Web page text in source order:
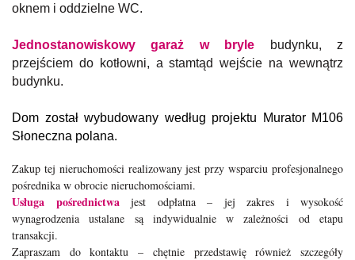
oknem i oddzielne WC.
Jednostanowiskowy garaż w bryle budynku, z
przejściem do kotłowni, a stamtąd wejście na wewnątrz
budynku.
Dom został wybudowany według projektu Murator M106
Słoneczna polana.
Zakup tej nieruchomości realizowany jest przy wsparciu profesjonalnego
pośrednika w obrocie nieruchomościami.
Usługa pośrednictwajest odpłatna – jej zakres i wysokość
wynagrodzenia ustalane są indywidualnie w zależności od etapu
transakcji.
Zapraszam do kontaktu – chętnie przedstawię również szczegóły